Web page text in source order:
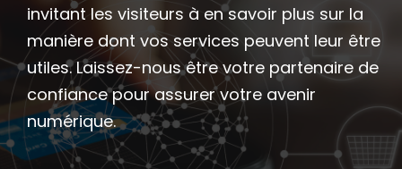
invitant les visiteurs à en savoir plus sur la
manière dont vos services peuvent leur être
utiles. Laissez-nous être votre partenaire de
confiance pour assurer votre avenir
numérique.